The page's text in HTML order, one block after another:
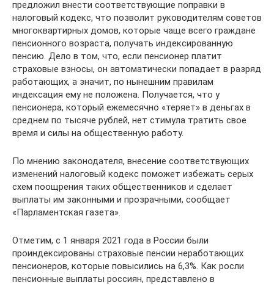
предложил внести соответствующие поправки в
налоговый кодекс, что позволит руководителям советов
многоквартирных домов, которые чаще всего граждане
пенсионного возраста, получать индексированную
пенсию. Дело в том, что, если пенсионер платит
страховые взносы, он автоматически попадает в разряд
работающих, а значит, по нынешним правилам
индексация ему не положена. Получается, что у
пенсионера, который ежемесячно «теряет» в деньгах в
среднем по тысяче рублей, нет стимула тратить свое
время и силы на общественную работу.
По мнению законодателя, внесение соответствующих
изменений налоговый кодекс поможет избежать серых
схем поощрения таких общественников и сделает
выплаты им законными и прозрачными, сообщает
«Парламентская газета».
Отметим, с 1 января 2021 года в России были
проиндексированы страховые пенсии неработающих
пенсионеров, которые повысились на 6,3%. Как росли
пенсионные выплаты россиян, представлено в